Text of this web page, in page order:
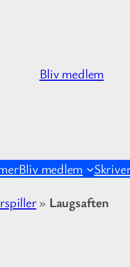
Bliv medlem
Bliv medlem
» Laugsaften